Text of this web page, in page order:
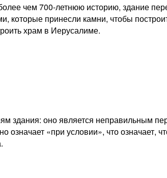
чем 700-летнюю историю, здание
которые принесли камни, чтобы
храм в Иерусалиме.
здания: оно является неправильным
«при условии», что означает,